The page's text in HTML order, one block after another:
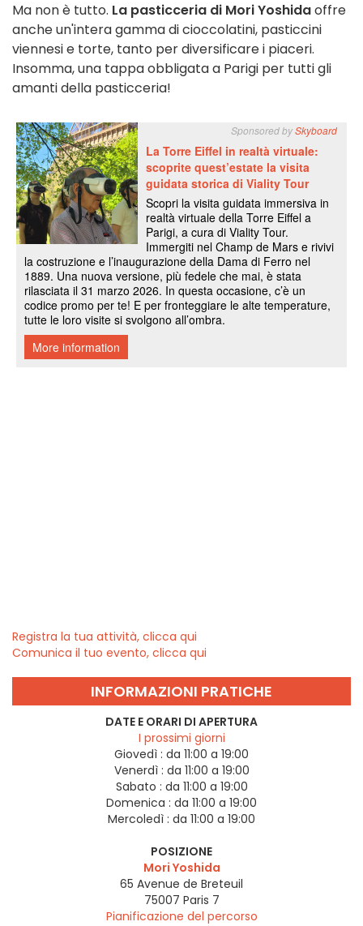
Ma non è tutto. La pasticceria di Mori Yoshidaoffre
anche un'intera gamma di cioccolatini, pasticcini
viennesi e torte, tanto per diversificare i piaceri.
Insomma, una tappa obbligata a Parigi per tutti gli
amanti della pasticceria!
Registra la tua attività, clicca qui
Comunica il tuo evento, clicca qui
INFORMAZIONI PRATICHE
DATE E ORARI DI APERTURA
I prossimi giorni
Giovedì : da 11:00 a 19:00
Venerdì : da 11:00 a 19:00
Sabato : da 11:00 a 19:00
Domenica : da 11:00 a 19:00
Mercoledì : da 11:00 a 19:00
POSIZIONE
Mori Yoshida
65 Avenue de Breteuil
75007 Paris 7
Pianificazione del percorso